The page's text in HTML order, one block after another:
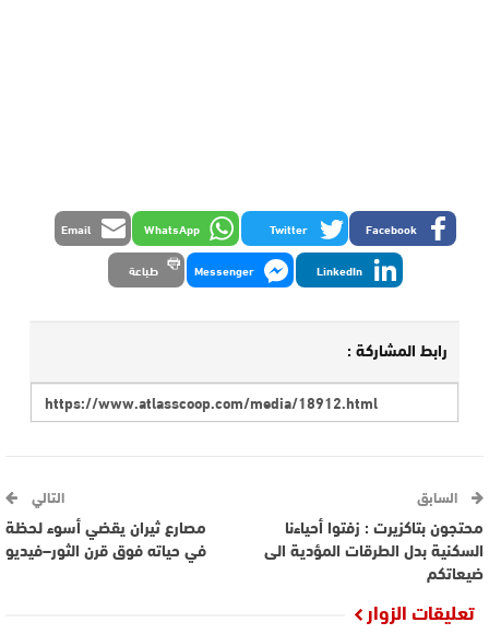
Facebook
Twitter
WhatsApp
Email
LinkedIn
Messenger طباعة
رابط المشاركة :
السابق
محتجون بتاكزيرت : زفتوا أحياءنا
السكنية بدل الطرقات المؤدية الى
ضيعاتكم
التالي
مصارع ثيران يقضي أسوء لحظة
في حياته فوق قرن الثور–فيديو
تعليقات الزوار